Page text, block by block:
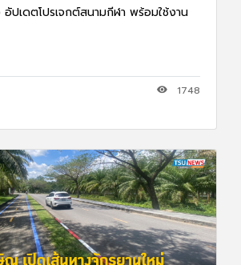
เดตโปรเจกต์สนามกีฬา พร้อมใช้งาน
1748